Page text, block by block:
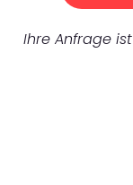
Ihre Anfrage